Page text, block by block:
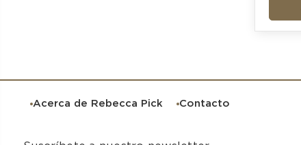
Acerca de Rebecca Pick Contacto